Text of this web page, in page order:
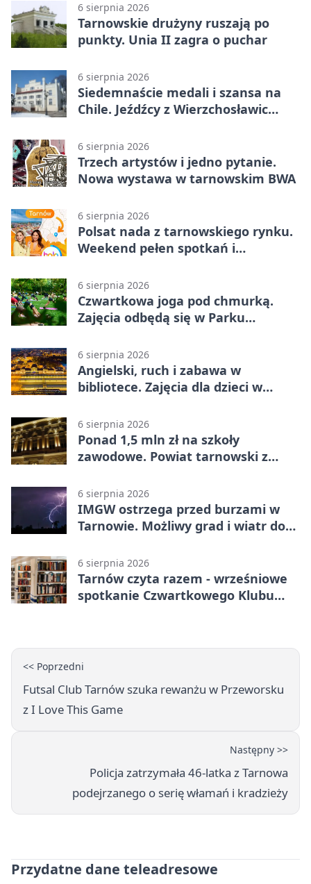
6 sierpnia 2026
Tarnowskie drużyny ruszają po
punkty. Unia II zagra o puchar
6 sierpnia 2026
Siedemnaście medali i szansa na
Chile. Jeźdźcy z Wierzchosławic
6 sierpnia 2026
Trzech artystów i jedno pytanie.
Nowa wystawa w tarnowskim BWA
6 sierpnia 2026
Polsat nada z tarnowskiego rynku.
Weekend pełen spotkań i
6 sierpnia 2026
Czwartkowa joga pod chmurką.
Zajęcia odbędą się w Parku
6 sierpnia 2026
Angielski, ruch i zabawa w
bibliotece. Zajęcia dla dzieci w
6 sierpnia 2026
Ponad 1,5 mln zł na szkoły
zawodowe. Powiat tarnowski z
6 sierpnia 2026
IMGW ostrzega przed burzami w
Tarnowie. Możliwy grad i wiatr do
6 sierpnia 2026
Tarnów czyta razem - wrześniowe
spotkanie Czwartkowego Klubu
<< Poprzedni
Futsal Club Tarnów szuka rewanżu w Przeworsku
z I Love This Game
Następny >>
Policja zatrzymała 46-latka z Tarnowa
podejrzanego o serię włamań i kradzieży
Przydatne dane teleadresowe